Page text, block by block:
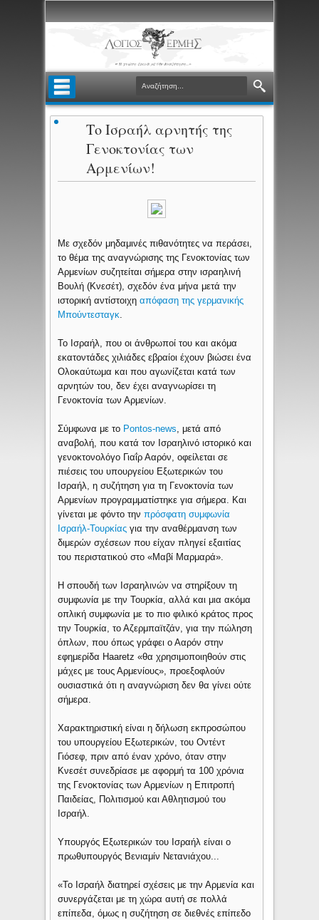
Το Ισραήλ αρνητής της
Γενοκτονίας των
Αρμενίων!
Με σχεδόν μηδαμινές πιθανότητες να περάσει,
το θέμα της αναγνώρισης της Γενοκτονίας των
Αρμενίων συζητείται σήμερα στην ισραηλινή
Βουλή (Κνεσέτ), σχεδόν ένα μήνα μετά την
ιστορική αντίστοιχηαπόφαση της γερμανικής
Μπούντεσταγκ.
Το Ισραήλ, που οι άνθρωποί του και ακόμα
εκατοντάδες χιλιάδες εβραίοι έχουν βιώσει ένα
Ολοκαύτωμα και που αγωνίζεται κατά των
αρνητών του, δεν έχει αναγνωρίσει τη
Γενοκτονία των Αρμενίων.
Σύμφωνα με το Pontos-news, μετά από
αναβολή, που κατά τον Ισραηλινό ιστορικό και
γενοκτονολόγο Γιαΐρ Ααρόν, οφείλεται σε
πιέσεις του υπουργείου Εξωτερικών του
Ισραήλ, η συζήτηση για τη Γενοκτονία των
Αρμενίων προγραμματίστηκε για σήμερα. Και
γίνεται με φόντο τηνπρόσφατη συμφωνία
Ισραήλ-Τουρκίας για την αναθέρμανση των
διμερών σχέσεων που είχαν πληγεί εξαιτίας
του περιστατικού στο «Μαβί Μαρμαρά».
Η σπουδή των Ισραηλινών να στηρίξουν τη
συμφωνία με την Τουρκία, αλλά και μια ακόμα
οπλική συμφωνία με το πιο φιλικό κράτος προς
την Τουρκία, το Αζερμπαϊτζάν, για την πώληση
όπλων, που όπως γράφει ο Ααρόν στην
εφημερίδα Haaretz «θα χρησιμοποιηθούν στις
μάχες με τους Αρμενίους», προεξοφλούν
ουσιαστικά ότι η αναγνώριση δεν θα γίνει ούτε
σήμερα.
Χαρακτηριστική είναι η δήλωση εκπροσώπου
του υπουργείου Εξωτερικών, του Οντέντ
Γιόσεφ, πριν από έναν χρόνο, όταν στην
Κνεσέτ συνεδρίασε με αφορμή τα 100 χρόνια
της Γενοκτονίας των Αρμενίων η Επιτροπή
Παιδείας, Πολιτισμού και Αθλητισμού του
Ισραήλ.
Υπουργός Εξωτερικών του Ισραήλ είναι ο
πρωθυπουργός Βενιαμίν Νετανιάχου...
«Το Ισραήλ διατηρεί σχέσεις με την Αρμενία και
συνεργάζεται με τη χώρα αυτή σε πολλά
επίπεδα, όμως η συζήτηση σε διεθνές επίπεδο